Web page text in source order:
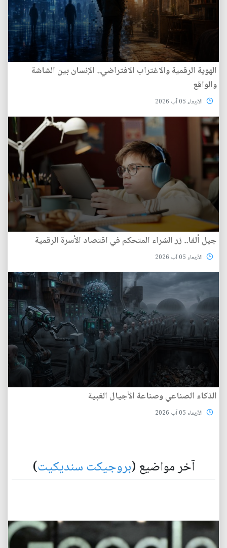
الهوية الرقمية والاغتراب الافتراضي.. الإنسان بين الشاشة
والواقع
الأربعاء 05 آب 2026
جيل ألفا.. زر الشراء المتحكم في اقتصاد الأسرة الرقمية
الأربعاء 05 آب 2026
الذكاء الصناعي وصناعة الأجيال الغبية
الأربعاء 05 آب 2026
آخر مواضيع (بروجيكت سنديكيت)